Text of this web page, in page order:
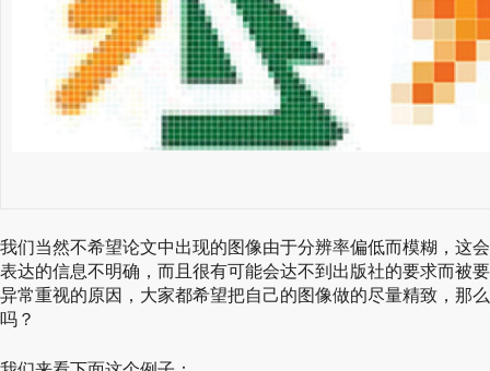
我们当然不希望论文中出现的图像由于分辨率偏低而模糊，这
表达的信息不明确，而且很有可能会达不到出版社的要求而被
异常重视的原因，大家都希望把自己的图像做的尽量精致，那
吗？